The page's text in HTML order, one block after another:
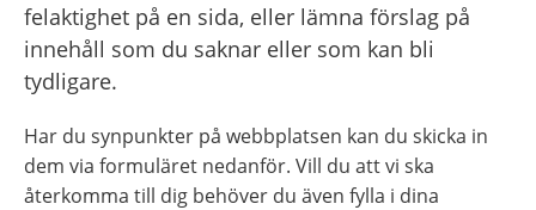
felaktighet på en sida, eller lämna förslag på
innehåll som du saknar eller som kan bli
tydligare.
Har du synpunkter på webbplatsen kan du skicka in
dem via formuläret nedanför. Vill du att vi ska
återkomma till dig behöver du även fylla i dina